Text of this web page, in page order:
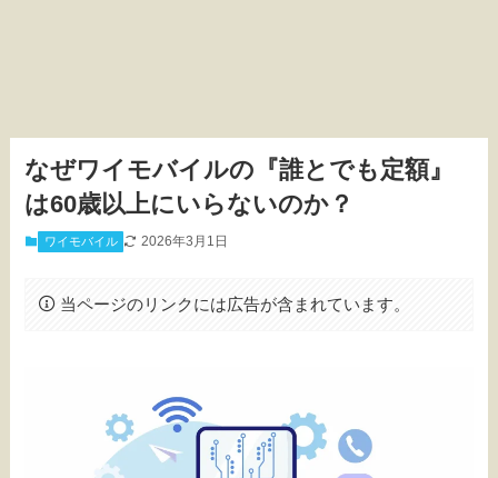
なぜワイモバイルの『誰とでも定額』
は60歳以上にいらないのか？
ワイモバイル 2026年3月1日
当ページのリンクには広告が含まれています。